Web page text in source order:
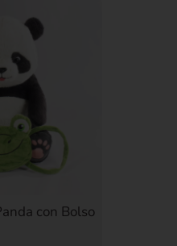
con Bolso